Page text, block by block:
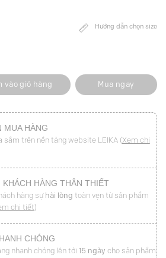
Hướng dẫn chọn size
cạp đè bong số lượng
vào giỏ hàng Mua ngay
MUA HÀNG
sắm trên nền tảng website LEIKA (Xem chi
KHÁCH HÀNG THÂN THIẾT
hàng sự hài lòng toàn vẹn từ sản phẩm
chi tiết)
CHÓNG
nhanh chóng lên tới 15 ngày cho sản phẩm